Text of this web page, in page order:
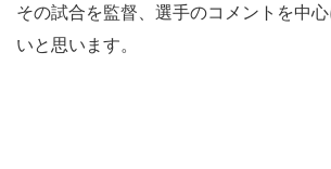
その試合を監督、選手のコメントを中
いと思います。